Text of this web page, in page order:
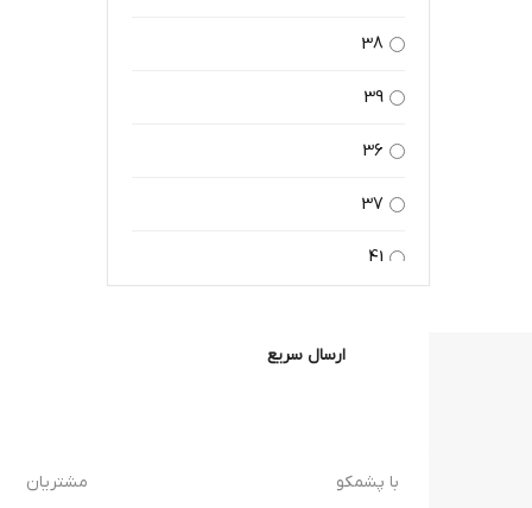
38
39
36
37
41
45
ارسال سریع
با پشمکو مشتریان